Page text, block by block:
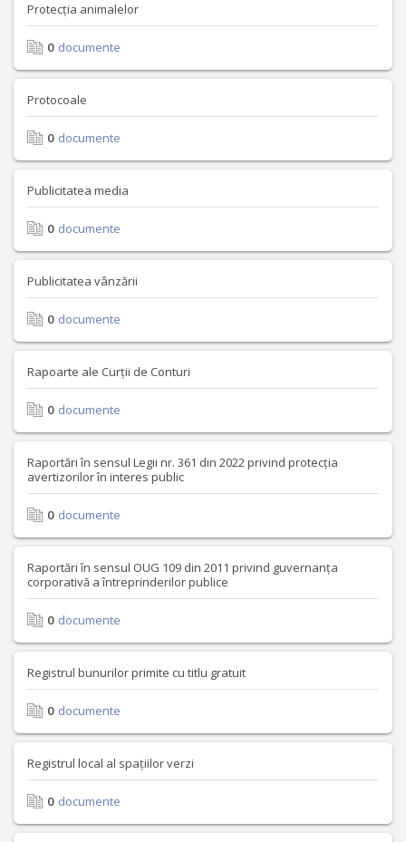
Protecția animalelor
0 documente
Protocoale
0 documente
Publicitatea media
0 documente
Publicitatea vânzării
0 documente
Rapoarte ale Curții de Conturi
0 documente
Raportări în sensul Legii nr. 361 din 2022 privind protecția
avertizorilor în interes public
0 documente
Raportări în sensul OUG 109 din 2011 privind guvernanța
corporativă a întreprinderilor publice
0 documente
Registrul bunurilor primite cu titlu gratuit
0 documente
Registrul local al spațiilor verzi
0 documente